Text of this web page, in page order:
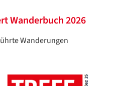
Wanderbuch 2026
Wanderungen